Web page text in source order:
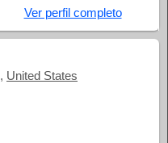
Ver perfil completo
, United States